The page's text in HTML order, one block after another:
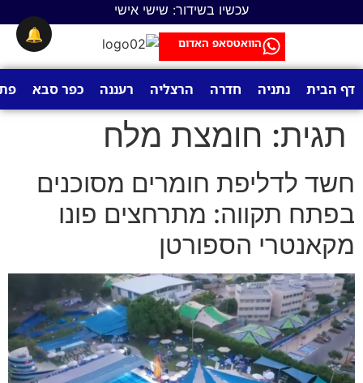
עכשיו בשידור: שישי אישי
הוואטסאפ האדום
דף הבית נתניה חדרה הרצליה רעננה כפר סבא
תגית: חומצת מלח
חשד לדליפת חומרים מסוכנים
בפתח תקווה: מתרחצים פונו
מקאנטרי הספורטן
🔔